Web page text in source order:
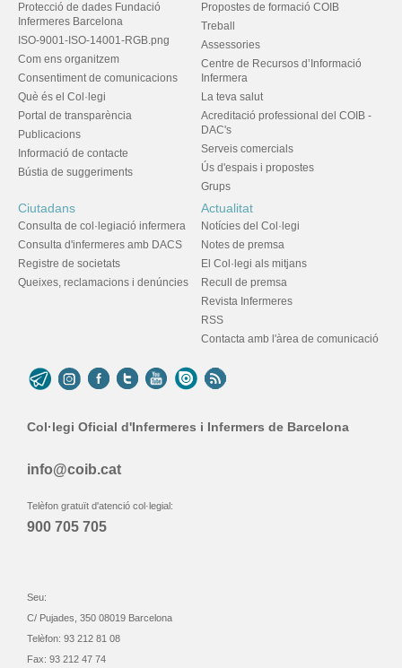
Protecció de dades Fundació
Infermeres Barcelona
ISO-9001-ISO-14001-RGB.png
Com ens organitzem
Consentiment de comunicacions
Què és el Col·legi
Portal de transparència
Publicacions
Informació de contacte
Bústia de suggeriments
Propostes de formació COIB
Treball
Assessories
Centre de Recursos d’Informació
Infermera
La teva salut
Acreditació professional del COIB -
DAC's
Serveis comercials
Ús d'espais i propostes
Grups
Ciutadans
Consulta de col·legiació infermera
Consulta d'infermeres amb DACS
Registre de societats
Queixes, reclamacions i denúncies
Actualitat
Notícies del Col·legi
Notes de premsa
El Col·legi als mitjans
Recull de premsa
Revista Infermeres
RSS
Contacta amb l'àrea de comunicació
Col·legi Oficial d'Infermeres i Infermers de Barcelona
info@coib.cat
Telèfon gratuït d'atenció col·legial:
900 705 705
Seu:
C/ Pujades, 350 08019 Barcelona
Telèfon: 93 212 81 08
Fax: 93 212 47 74